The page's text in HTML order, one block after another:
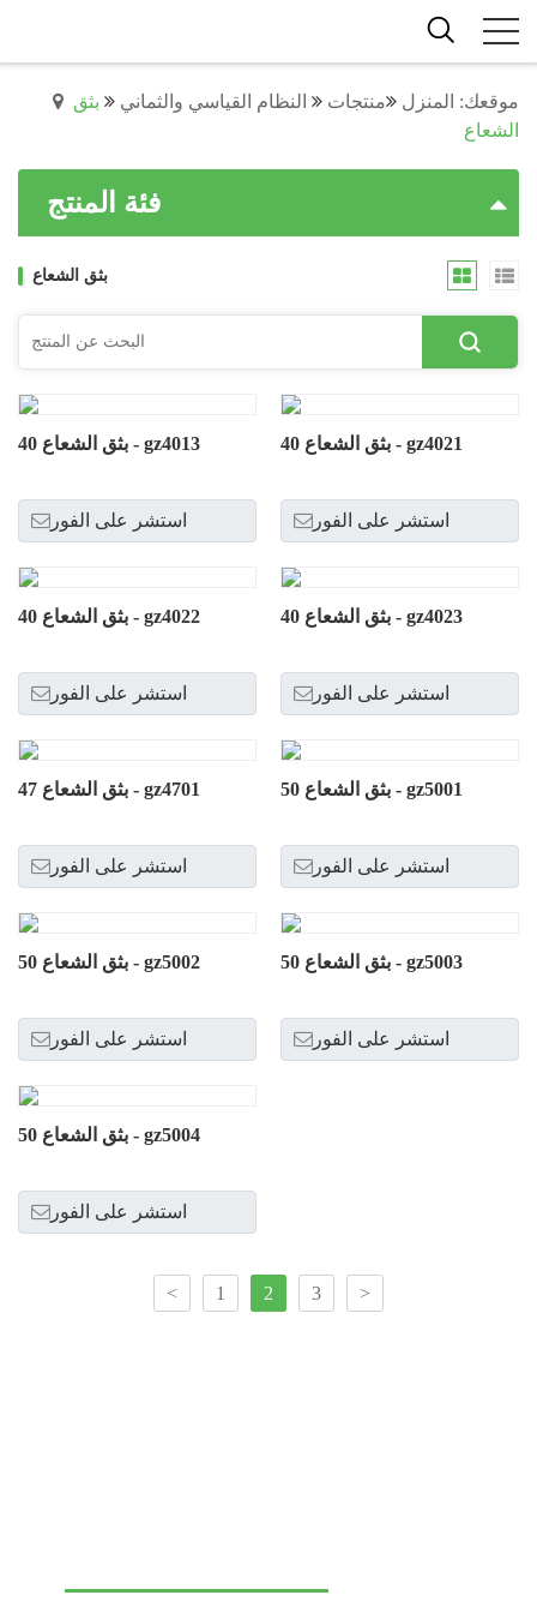
موقعك: المنزل منتجات النظام القياسي والثماني
بثق
الشعاع
فئة المنتج
بثق الشعاع
بثق الشعاع 40 - gz4013
استشر على الفور
بثق الشعاع 40 - gz4021
استشر على الفور
بثق الشعاع 40 - gz4022
استشر على الفور
بثق الشعاع 40 - gz4023
استشر على الفور
بثق الشعاع 47 - gz4701
استشر على الفور
بثق الشعاع 50 - gz5001
استشر على الفور
بثق الشعاع 50 - gz5002
استشر على الفور
بثق الشعاع 50 - gz5003
استشر على الفور
بثق الشعاع 50 - gz5004
استشر على الفور
< 1 2 3 >